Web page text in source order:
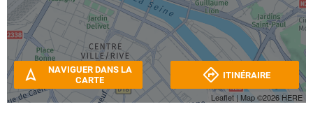
Leaflet | Map ©2026 HERE
NAVIGUER DANS LA
CARTE
ITINÉRAIRE